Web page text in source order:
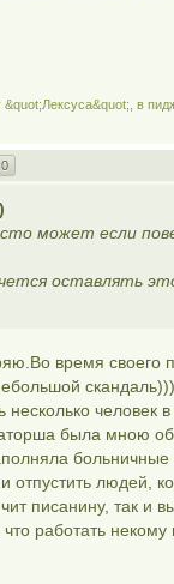
в
0
может если
оставлять
время своего
несколько
была мною
отпустить
писанину, так
работать некому